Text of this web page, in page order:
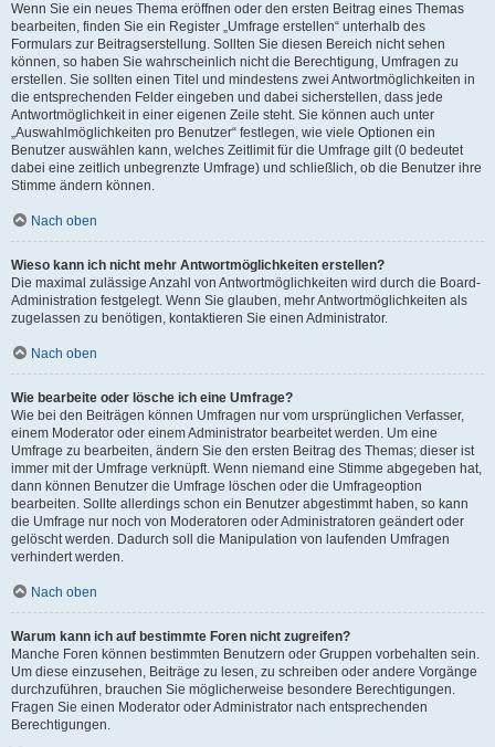
Wenn Sie ein neues Thema eröffnen oder den ersten Beitrag eines Themas
bearbeiten, finden Sie ein Register „Umfrage erstellen“ unterhalb des
Formulars zur Beitragserstellung. Sollten Sie diesen Bereich nicht sehen
können, so haben Sie wahrscheinlich nicht die Berechtigung, Umfragen zu
erstellen. Sie sollten einen Titel und mindestens zwei Antwortmöglichkeiten in
die entsprechenden Felder eingeben und dabei sicherstellen, dass jede
Antwortmöglichkeit in einer eigenen Zeile steht. Sie können auch unter
„Auswahlmöglichkeiten pro Benutzer“ festlegen, wie viele Optionen ein
Benutzer auswählen kann, welches Zeitlimit für die Umfrage gilt (0 bedeutet
dabei eine zeitlich unbegrenzte Umfrage) und schließlich, ob die Benutzer ihre
Stimme ändern können.
Nach oben
Wieso kann ich nicht mehr Antwortmöglichkeiten erstellen?
Die maximal zulässige Anzahl von Antwortmöglichkeiten wird durch die Board-
Administration festgelegt. Wenn Sie glauben, mehr Antwortmöglichkeiten als
zugelassen zu benötigen, kontaktieren Sie einen Administrator.
Nach oben
Wie bearbeite oder lösche ich eine Umfrage?
Wie bei den Beiträgen können Umfragen nur vom ursprünglichen Verfasser,
einem Moderator oder einem Administrator bearbeitet werden. Um eine
Umfrage zu bearbeiten, ändern Sie den ersten Beitrag des Themas; dieser ist
immer mit der Umfrage verknüpft. Wenn niemand eine Stimme abgegeben hat,
dann können Benutzer die Umfrage löschen oder die Umfrageoption
bearbeiten. Sollte allerdings schon ein Benutzer abgestimmt haben, so kann
die Umfrage nur noch von Moderatoren oder Administratoren geändert oder
gelöscht werden. Dadurch soll die Manipulation von laufenden Umfragen
verhindert werden.
Nach oben
Warum kann ich auf bestimmte Foren nicht zugreifen?
Manche Foren können bestimmten Benutzern oder Gruppen vorbehalten sein.
Um diese einzusehen, Beiträge zu lesen, zu schreiben oder andere Vorgänge
durchzuführen, brauchen Sie möglicherweise besondere Berechtigungen.
Fragen Sie einen Moderator oder Administrator nach entsprechenden
Berechtigungen.